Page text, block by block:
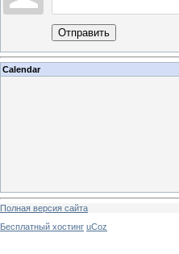
Отправить
Calendar
Полная версия сайта
Бесплатный хостинг uCoz